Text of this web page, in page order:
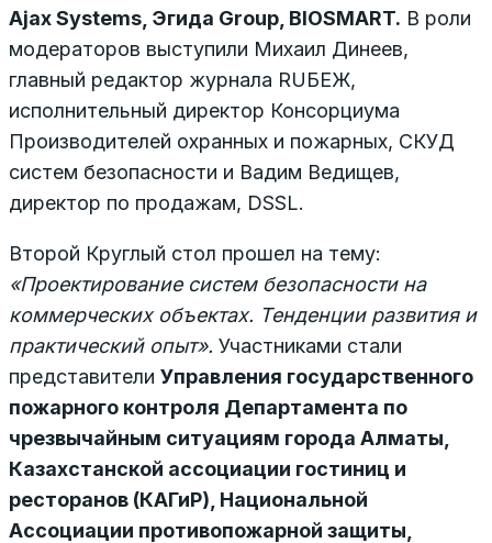
Ajax Systems, Эгида Group, BIOSMART. В роли
модераторов выступили Михаил Динеев,
главный редактор журнала RUБЕЖ,
исполнительный директор Консорциума
Производителей охранных и пожарных, СКУД
систем безопасности и Вадим Ведищев,
директор по продажам, DSSL.
Второй Круглый стол прошел на тему:
«Проектирование систем безопасности на
коммерческих объектах. Тенденции развития и
практический опыт». Участниками стали
представители Управления государственного
пожарного контроля Департамента по
чрезвычайным ситуациям города Алматы,
Казахстанской ассоциации гостиниц и
ресторанов (КАГиР), Национальной
Ассоциации противопожарной защиты,